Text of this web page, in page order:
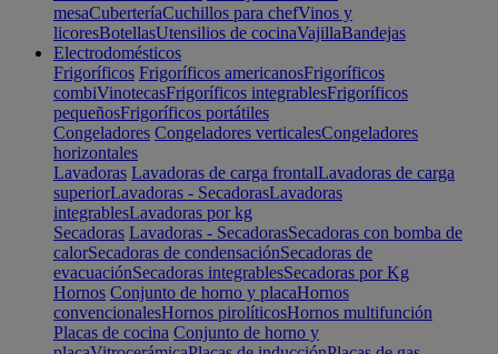
mesaCuberteríaCuchillos para chefVinos y
licoresBotellasUtensilios de cocinaVajillaBandejas
Electrodomésticos
Frigoríficos Frigoríficos americanosFrigoríficos
combiVinotecasFrigoríficos integrablesFrigoríficos
pequeñosFrigoríficos portátiles
Congeladores Congeladores verticalesCongeladores
horizontales
Lavadoras Lavadoras de carga frontalLavadoras de carga
superiorLavadoras - SecadorasLavadoras
integrablesLavadoras por kg
Secadoras Lavadoras - SecadorasSecadoras con bomba de
calorSecadoras de condensaciónSecadoras de
evacuaciónSecadoras integrablesSecadoras por Kg
Hornos Conjunto de horno y placaHornos
convencionalesHornos pirolíticosHornos multifunción
Placas de cocina Conjunto de horno y